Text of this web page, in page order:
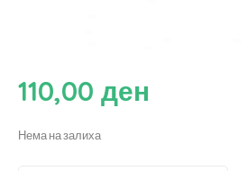
110,00 ден
Нема на залиха